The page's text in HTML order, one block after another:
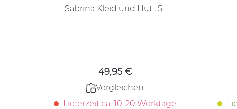
Sabrina Kleid und Hut , 5-
49,95 €
Vergleichen
Lieferzeit ca. 10-20 Werktage